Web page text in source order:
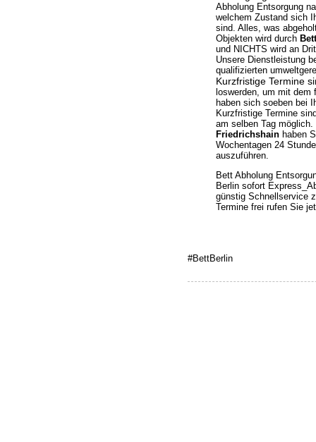
Abholung Entsorgung
welchem Zustand sich
sind. Alles, was
Objekten wird durch
und NICHTS wird an
Unsere Dienstleistung
qualifizierten
Kurzfristige Termine
loswerden, um mit dem
haben sich soeben bei
Kurzfristige Termine
am selben Tag
Friedrichshain haben
Wochentagen 24
auszuführen.
Bett Abholung
Berlin sofort
günstig Schnellservice
Termine frei rufen Sie
#BettBerlin